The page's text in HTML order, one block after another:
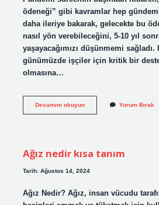
ödeneği” gibi kavramlar hep
daha ileriye bakarak, gelecekte bu
nasıl yön verebileceğini, 5-10 yıl
yaşayacağımızı düşünmemi sağladı.
günümüzde işçiler için kritik bir
olmasına…
Devamını okuyunKısa
?
Yorum Bırak
Ağız nedir kısa tanım
Tarih: Ağustos 14, 2024
Ağız Nedir? Ağız, insan vücudu